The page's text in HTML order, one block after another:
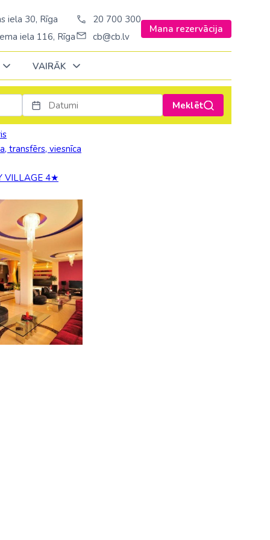
iela 30, Rīga
iela 116, Rīga
20 700 300
cb@cb.lv
Mana rezervācija
Decembrī Janvārī
Stambulā/
Stambulā)
Stambulā)
Amerika
Decembrī Janvārī
Amerika
ASV
Brazīlija
Kanāda
Kolumbija
Kostarika
Meksika
Decembrī Janvārī
Vācija
Zviedrija
VAIRĀK
Meklēt
transfērs, viesnīca
VILLAGE 4★